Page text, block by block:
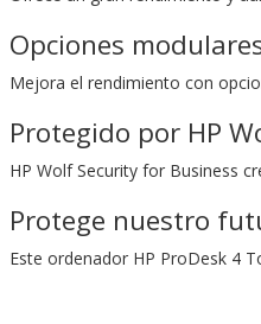
Opciones
Mejora el rendimiento con
Protegido por HP
HP Wolf Security for Business
Protege nuestro
Este ordenador HP ProDesk 4